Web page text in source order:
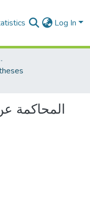
Log In
Sciences
المحاكمة